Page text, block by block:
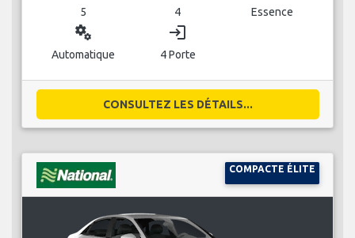
5 4 Essence
miscellaneous_services
Automatique
login
4 Porte
CONSULTEZ LES DÉTAILS...
COMPACTE ÉLITE